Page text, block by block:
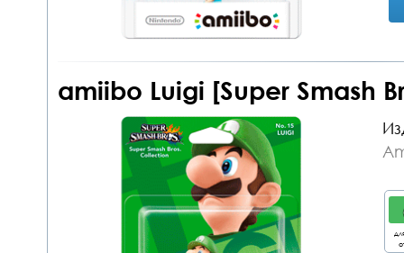
amiibo Luigi [Super Smash